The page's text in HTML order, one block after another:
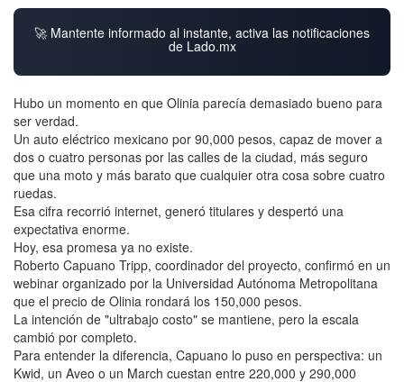
🚀 Mantente informado al instante, activa las notificaciones
de Lado.mx
Hubo un momento en que Olinia parecía demasiado bueno para
ser verdad.
Un auto eléctrico mexicano por 90,000 pesos, capaz de mover a
dos o cuatro personas por las calles de la ciudad, más seguro
que una moto y más barato que cualquier otra cosa sobre cuatro
ruedas.
Esa cifra recorrió internet, generó titulares y despertó una
expectativa enorme.
Hoy, esa promesa ya no existe.
Roberto Capuano Tripp, coordinador del proyecto, confirmó en un
webinar organizado por la Universidad Autónoma Metropolitana
que el precio de Olinia rondará los 150,000 pesos.
La intención de "ultrabajo costo" se mantiene, pero la escala
cambió por completo.
Para entender la diferencia, Capuano lo puso en perspectiva: un
Kwid, un Aveo o un March cuestan entre 220,000 y 290,000